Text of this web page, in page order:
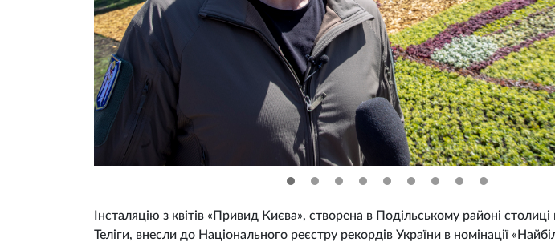
Інсталяцію з квітів «Привид Києва», створена в Подільському районі
Теліги, внесли до Національного реєстру рекордів України в номінації